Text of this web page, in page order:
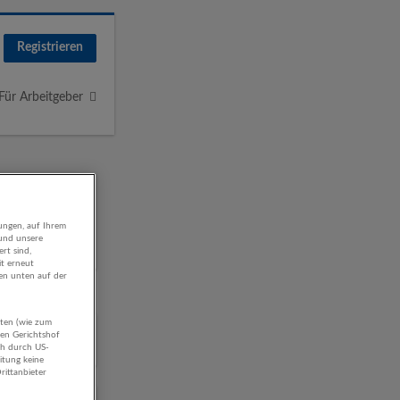
Registrieren
Für Arbeitgeber
auf Ihrem
unsere
sind,
erneut
unten auf der
(wie zum
Gerichtshof
durch US-
keine